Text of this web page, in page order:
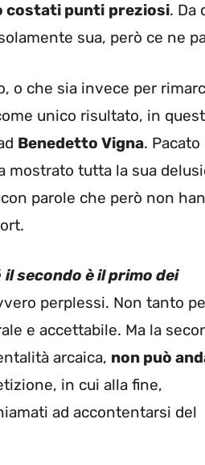
costati punti preziosi. Da
sua, però ce ne
o che sia invece per
unico risultato, in
Benedetto Vigna. Pacato
mostrato tutta la sua
parole che però non
il secondo è il primo dei
perplessi. Non tanto
e accettabile. Ma la
arcaica, non può
in cui alla fine,
ad accontentarsi del